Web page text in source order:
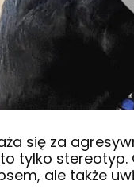
się za
tylko stereotyp.
ale także